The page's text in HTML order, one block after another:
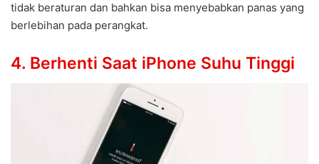
tidak beraturan dan bahkan bisa menyebabkan panas yang
berlebihan pada perangkat.
4. Berhenti Saat iPhone Suhu Tinggi